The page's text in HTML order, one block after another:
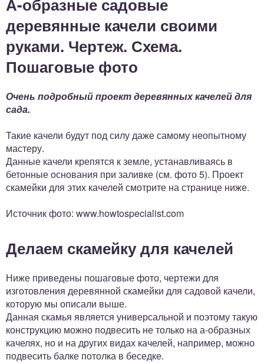
деревянные качели своими
руками. Чертеж. Схема.
Пошаговые фото
Очень подробный проект деревянных качелей для
сада.
Такие качели будут под силу даже самому неопытному
мастеру.
Данные качели крепятся к земле, устанавливаясь в
бетонные основания при заливке (см. фото 5). Проект
скамейки для этих качелей смотрите на странице ниже.
Источник фото: www.howtospecialist.com
Делаем скамейку для качелей
Ниже приведены пошаговые фото, чертежи для
изготовления деревянной скамейки для садовой качели,
которую мы описали выше.
Данная скамья является универсальной и поэтому такую
конструкцию можно подвесить не только на а-образных
качелях, но и на других видах качелей, например, можно
подвесить балке потолка в беседке.